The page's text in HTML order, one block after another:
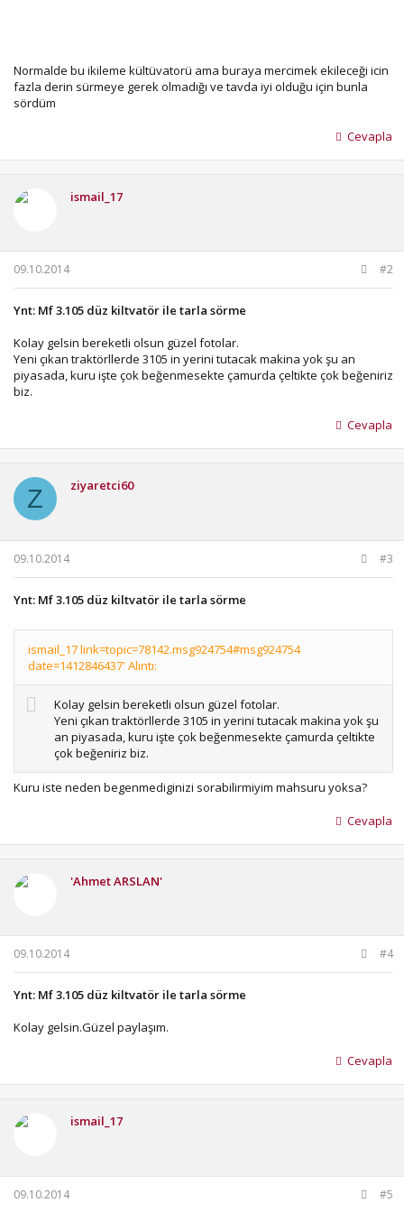
Normalde bu ikileme kültüvatorü ama buraya mercimek ekileceği icin
fazla derin sürmeye gerek olmadığı ve tavda iyi olduğu için bunla
sördüm
Cevapla
ismail_17
09.10.2014 #2
Ynt: Mf 3.105 düz kiltvatör ile tarla sörme
Kolay gelsin bereketli olsun güzel fotolar.
Yeni çıkan traktörllerde 3105 in yerini tutacak makina yok şu an
piyasada, kuru işte çok beğenmesekte çamurda çeltikte çok beğeniriz
biz.
Cevapla
Z ziyaretci60
09.10.2014 #3
Ynt: Mf 3.105 düz kiltvatör ile tarla sörme
ismail_17 link=topic=78142.msg924754#msg924754
date=1412846437' Alıntı:
Kolay gelsin bereketli olsun güzel fotolar.
Yeni çıkan traktörllerde 3105 in yerini tutacak makina yok şu
an piyasada, kuru işte çok beğenmesekte çamurda çeltikte
çok beğeniriz biz.
Kuru iste neden begenmediginizi sorabilirmiyim mahsuru yoksa?
Cevapla
'Ahmet ARSLAN'
09.10.2014 #4
Ynt: Mf 3.105 düz kiltvatör ile tarla sörme
Kolay gelsin.Güzel paylaşım.
Cevapla
ismail_17
09.10.2014 #5